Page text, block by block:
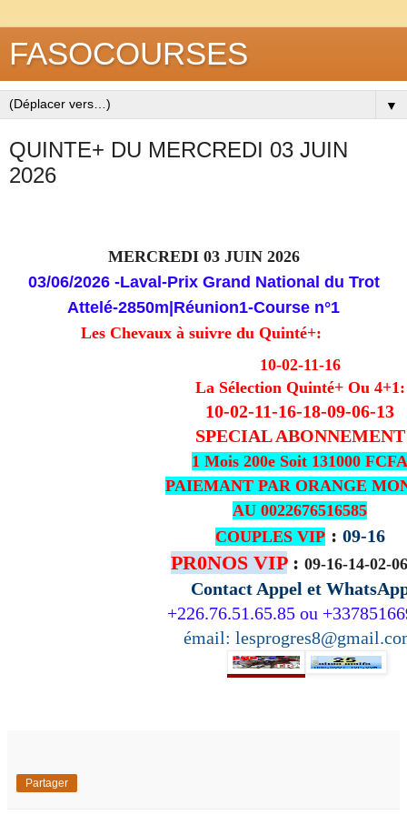
FASOCOURSES
▼
QUINTE+ DU MERCREDI 03 JUIN
2026
MERCREDI 03 JUIN 2026
03/06/2026-Laval-Prix Grand National du Trot
Attelé-2850m|Réunion1-Course n°1
Les Chevaux à suivre du Quinté+:
10-02-11-16
La Sélection Quinté+ Ou 4+1:
10-02-11-16-18-09-06-13
SPECIAL ABONNEMENT
1 Mois 200e Soit 131000 FCFA
PAIEMANT PAR ORANGE
AU 0022676516585
COUPLES VIP: 09-16
PR0NOS VIP: 09-16-14-02-
Contact Appel et
+226.76.51.65.85 ou
émail:
Partager